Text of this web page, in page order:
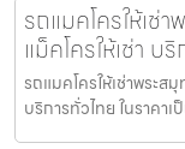
รถแมคโครให้เช่
แม็คโครให้เช่า
รถแมคโครให้เช่าพระส
บริการทั่วไทย ในราค